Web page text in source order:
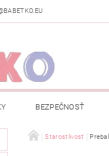
BEZPEČNOSŤ
ŠANCA
Starostlivosť